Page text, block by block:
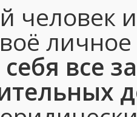
человек
себя все